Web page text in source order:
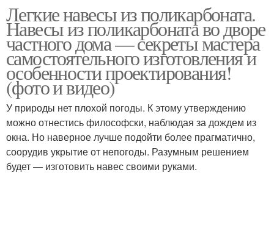
Легкие навесы из поликарбоната.
Навесы из поликарбоната во дворе
частного дома — секреты мастера
самостоятельного изготовления и
особенности проектирования!
(фото и видео)
У природы нет плохой погоды. К этому утверждению
можно отнестись философски, наблюдая за дождем из
окна. Но наверное лучше подойти более прагматично,
соорудив укрытие от непогоды. Разумным решением
будет — изготовить навес своими руками.